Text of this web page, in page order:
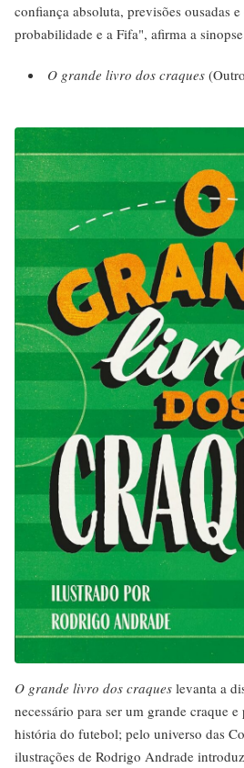
confiança absoluta, previsões ousadas
probabilidade e a Fifa", afirma a
O grande livro dos craques
O grande livro dos craques levanta a
necessário para ser um grande craque
história do futebol; pelo universo das
ilustrações de Rodrigo Andrade